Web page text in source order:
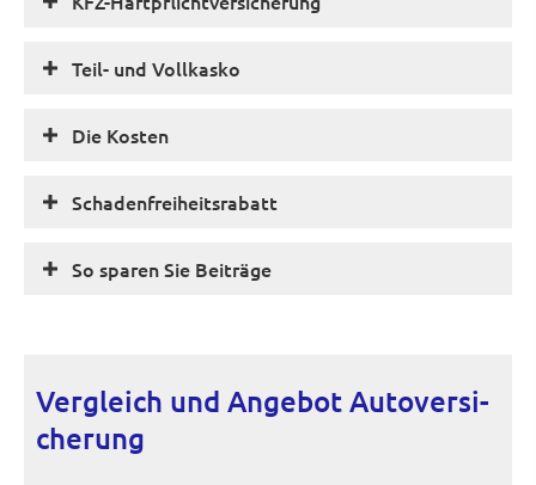
Teil- und Vollkasko
Die Kosten
Schadenfreiheitsrabatt
So sparen Sie Beiträge
Vergleich und Angebot Auto­ver­si­
che­rung